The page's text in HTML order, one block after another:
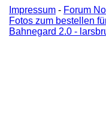
Impressum - Forum
Fotos zum bestellen
Bahnegard 2.0 -